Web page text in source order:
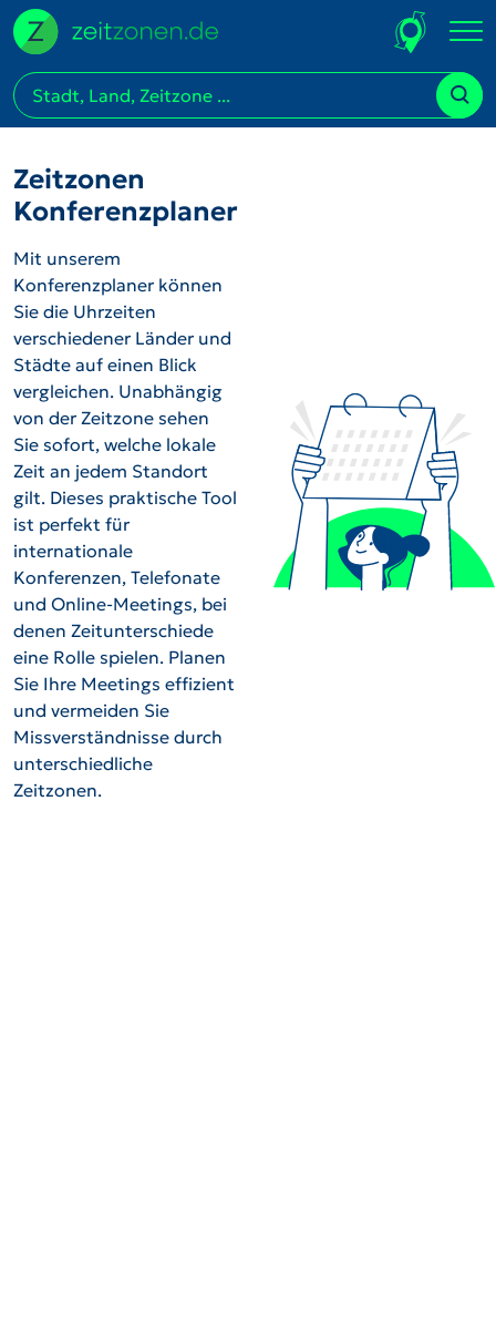
Zeitzonen
Konferenzplaner
Mit unserem
Konferenzplaner können
Sie die Uhrzeiten
verschiedener Länder und
Städte auf einen Blick
vergleichen. Unabhängig
von der Zeitzone sehen
Sie sofort, welche lokale
Zeit an jedem Standort
gilt. Dieses praktische Tool
ist perfekt für
internationale
Konferenzen, Telefonate
und Online-Meetings, bei
denen Zeitunterschiede
eine Rolle spielen. Planen
Sie Ihre Meetings effizient
und vermeiden Sie
Missverständnisse durch
unterschiedliche
Zeitzonen.